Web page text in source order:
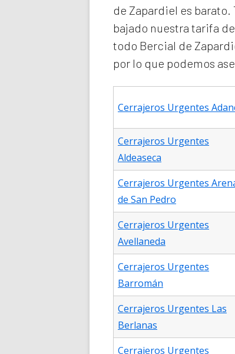
de Zapardiel es
bajado nuestra tarifa
todo Bercial de
por lo que podemos
Cerrajeros Urgentes
Cerrajeros Urgentes
Aldeaseca
Cerrajeros Urgentes
de San Pedro
Cerrajeros Urgentes
Avellaneda
Cerrajeros Urgentes
Barromán
Cerrajeros Urgentes Las
Berlanas
Cerrajeros Urgentes